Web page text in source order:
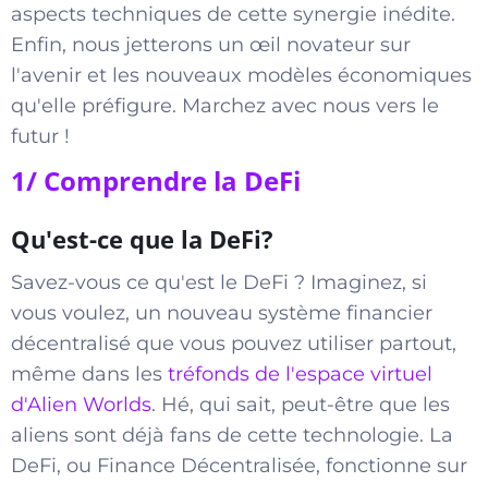
aspects techniques de cette synergie inédite.
Enfin, nous jetterons un œil novateur sur
l'avenir et les nouveaux modèles économiques
qu'elle préfigure. Marchez avec nous vers le
futur !
1/ Comprendre la DeFi
Qu'est-ce que la DeFi?
Savez-vous ce qu'est le DeFi ? Imaginez, si
vous voulez, un nouveau système financier
décentralisé que vous pouvez utiliser partout,
même dans les tréfonds de l'espace virtuel
d'Alien Worlds. Hé, qui sait, peut-être que les
aliens sont déjà fans de cette technologie. La
DeFi, ou Finance Décentralisée, fonctionne sur